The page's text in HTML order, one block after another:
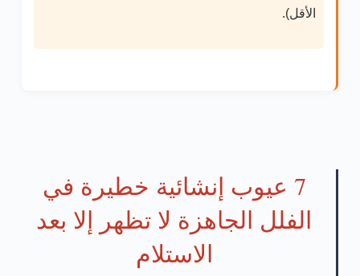
الأقل).
7 عيوب إنشائية خطيرة في
الفلل الجاهزة لا تظهر إلا بعد
الاستلام